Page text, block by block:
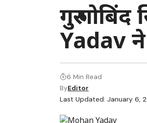
गुरु
Yadav ने
Last Updated: January 6,
ByEditor
6 Min Read